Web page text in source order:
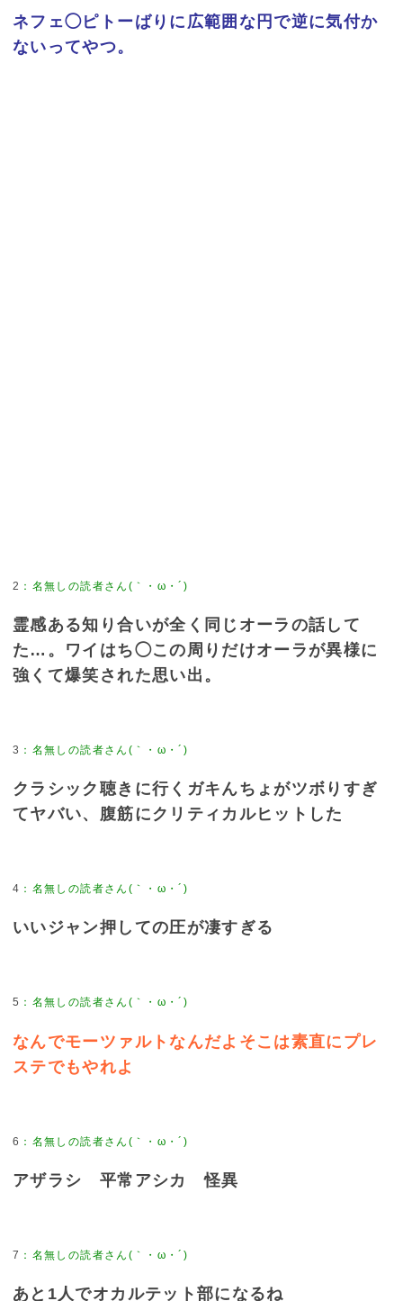
ネフェ◯ピトーばりに広範囲な円で逆に気付か
ないってやつ。
2 ： 名無しの読者さん(｀・ω・´)
霊感ある知り合いが全く同じオーラの話して
た…。ワイはち◯この周りだけオーラが異様に
強くて爆笑された思い出。
3 ： 名無しの読者さん(｀・ω・´)
クラシック聴きに行くガキんちょがツボりすぎ
てヤバい、腹筋にクリティカルヒットした
4 ： 名無しの読者さん(｀・ω・´)
いいジャン押しての圧が凄すぎる
5 ： 名無しの読者さん(｀・ω・´)
なんでモーツァルトなんだよそこは素直にプレ
ステでもやれよ
6 ： 名無しの読者さん(｀・ω・´)
アザラシ 平常アシカ 怪異
7 ： 名無しの読者さん(｀・ω・´)
あと1人でオカルテット部になるね